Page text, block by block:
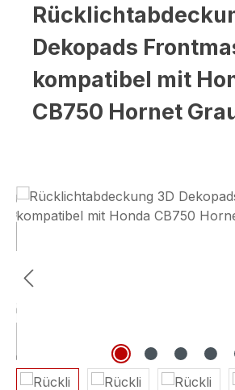
Dekopads
kompatibel mit
CB750 Hornet
Bildergalerie überspringen